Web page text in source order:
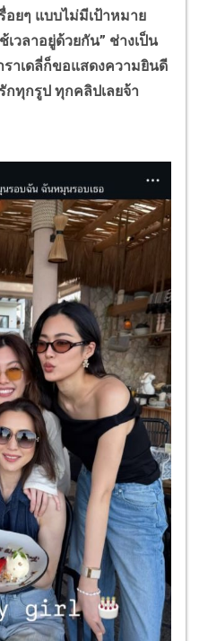
อยๆ แบบไม่มีเป้าหมาย
วลาอยู่ด้วยกัน” ช่างเป็น
าเดลี่ก็ขอแสดงความยินดี
ทุกรูป ทุกคลิปเลยจ้า